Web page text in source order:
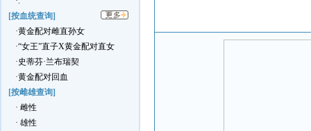
[按血统查询]
·黄金配对雌直孙女
·“女王”直子X黄金配对直女
·史蒂芬·兰布瑞契
·黄金配对回血
[按雌雄查询]
· 雌性
· 雄性